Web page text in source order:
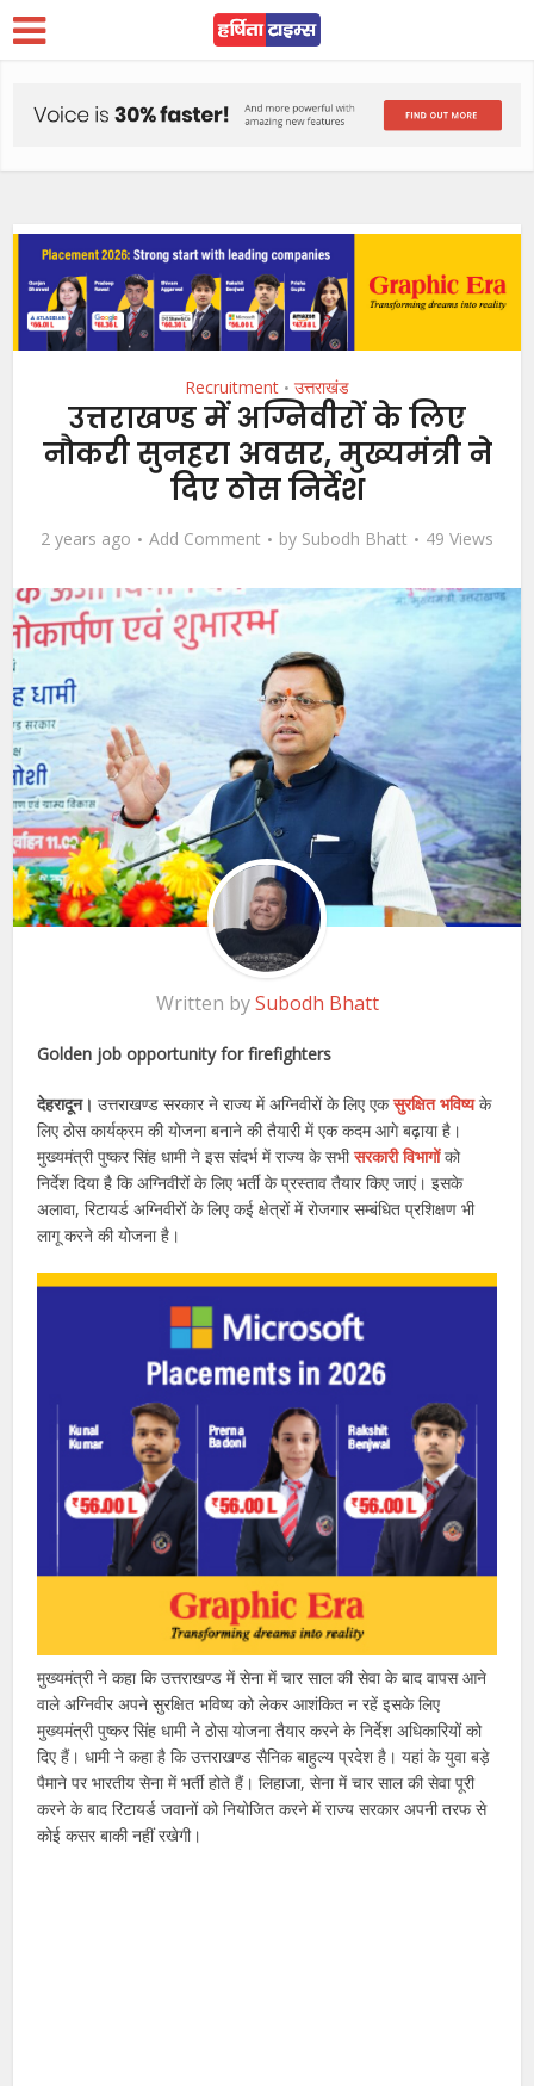
Recruitment • उत्तराखंड
उत्तराखण्ड में अग्निवीरों के लिए
नौकरी सुनहरा अवसर, मुख्यमंत्री ने
दिए ठोस निर्देश
2 years ago Add Comment by Subodh Bhatt 49 Views
Written bySubodh Bhatt
Golden job opportunity for firefighters
देहरादून।उत्तराखण्ड सरकार ने राज्य में अग्निवीरों के लिए एकसुरक्षित भविष्यके
लिए ठोस कार्यक्रम की योजना बनाने की तैयारी में एक कदम आगे बढ़ाया है।
मुख्यमंत्री पुष्कर सिंह धामी ने इस संदर्भ में राज्य के सभीसरकारी विभागोंको
निर्देश दिया है कि अग्निवीरों के लिए भर्ती के प्रस्ताव तैयार किए जाएं। इसके
अलावा, रिटायर्ड अग्निवीरों के लिए कई क्षेत्रों में रोजगार सम्बंधित प्रशिक्षण भी
लागू करने की योजना है।
मुख्यमंत्री ने कहा कि उत्तराखण्ड में सेना में चार साल की सेवा के बाद वापस आने
वाले अग्निवीर अपने सुरक्षित भविष्य को लेकर आशंकित न रहें इसके लिए
मुख्यमंत्री पुष्कर सिंह धामी ने ठोस योजना तैयार करने के निर्देश अधिकारियों को
दिए हैं। धामी ने कहा है कि उत्तराखण्ड सैनिक बाहुल्य प्रदेश है। यहां के युवा बड़े
पैमाने पर भारतीय सेना में भर्ती होते हैं। लिहाजा, सेना में चार साल की सेवा पूरी
करने के बाद रिटायर्ड जवानों को नियोजित करने में राज्य सरकार अपनी तरफ से
कोई कसर बाकी नहीं रखेगी।